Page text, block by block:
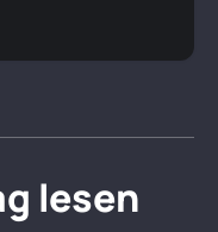
lesen